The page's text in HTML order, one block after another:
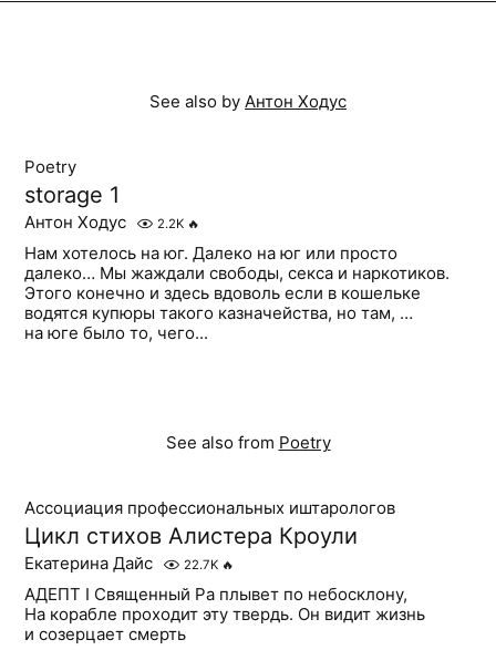
See also by Антон Ходус
Poetry
storage 1
Антон Ходус 2.2K 🔥
Нам хотелось на юг. Далеко на юг или просто
далеко… Мы жаждали свободы, секса и наркотиков.
Этого конечно и здесь вдоволь если в кошельке
водятся купюры такого казначейства, но там, …
на юге было то, чего...
See also from Poetry
Ассоциация профессиональных иштарологов
Цикл стихов Алистера Кроули
Екатерина Дайс 22.7K 🔥
АДЕПТ I Священный Ра плывет по небосклону,
На корабле проходит эту твердь. Он видит жизнь
и созерцает смерть